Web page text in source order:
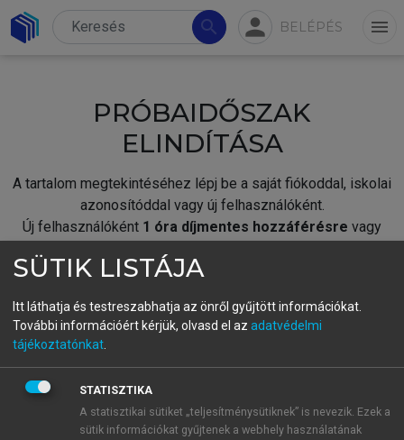
search person BELÉPÉS menu
PRÓBAIDŐSZAK
ELINDÍTÁSA
A tartalom megtekintéséhez lépj be a saját fiókoddal, iskolai
azonosítóddal vagy új felhasználóként.
Új felhasználóként 1 óra díjmentes hozzáférésre vagy
fiókoddal,vagy hozz létre új fiókot.
A regisztráció után apróbaidőszakautomatikusan
BELÉPÉS SAJÁT FIÓKKAL
SÜTIK LISTÁJA
Itt láthatja és testreszabhatja az önről gyűjtött információkat.
További információért kérjük, olvasd el az adatvédelmi
tájékoztatónkat
STATISZTIKA
A statisztikai sütiket „teljesítménysütiknek” is nevezik. Ezek a
sütik információkat gyűjtenek a webhely használatának